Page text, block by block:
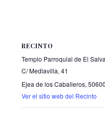
RECINTO
Templo Parroquial de El
C/ Mediavilla, 41
Ejea de los Caballeros, 50600
Ver el sitio web del Recinto